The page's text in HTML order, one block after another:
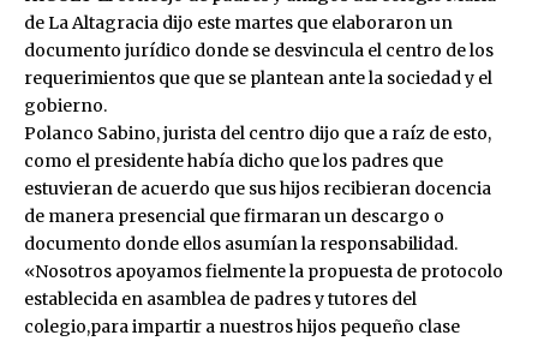
de La Altagracia dijo este martes que elaboraron un
documento jurídico donde se desvincula el centro de los
requerimientos que que se plantean ante la sociedad y el
gobierno.
Polanco Sabino, jurista del centro dijo que a raíz de esto,
como el presidente había dicho que los padres que
estuvieran de acuerdo que sus hijos recibieran docencia
de manera presencial que firmaran un descargo o
documento donde ellos asumían la responsabilidad.
«Nosotros apoyamos fielmente la propuesta de protocolo
establecida en asamblea de padres y tutores del
colegio,para impartir a nuestros hijos pequeño clase